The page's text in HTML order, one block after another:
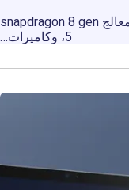
كشفت فيفو عن هاتف vivo x300 e الجديد بمعالج snapdragon 8 gen
5، وكاميرات…